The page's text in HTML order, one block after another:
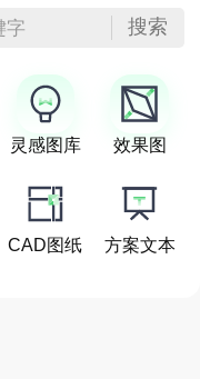
字 搜索
灵感图库 效果图
CAD图纸 方案文本